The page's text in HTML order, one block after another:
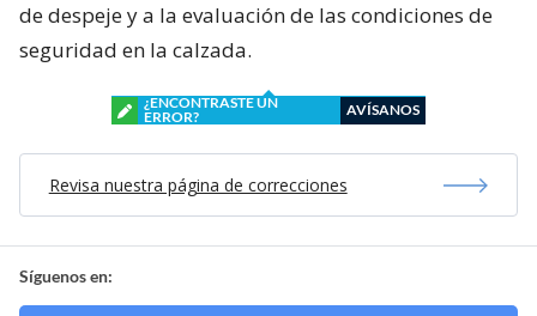
de despeje y a la evaluación de las condiciones de
seguridad en la calzada.
¿ENCONTRASTE UN
ERROR?
AVÍSANOS
Revisa nuestra página de correcciones
Síguenos en: